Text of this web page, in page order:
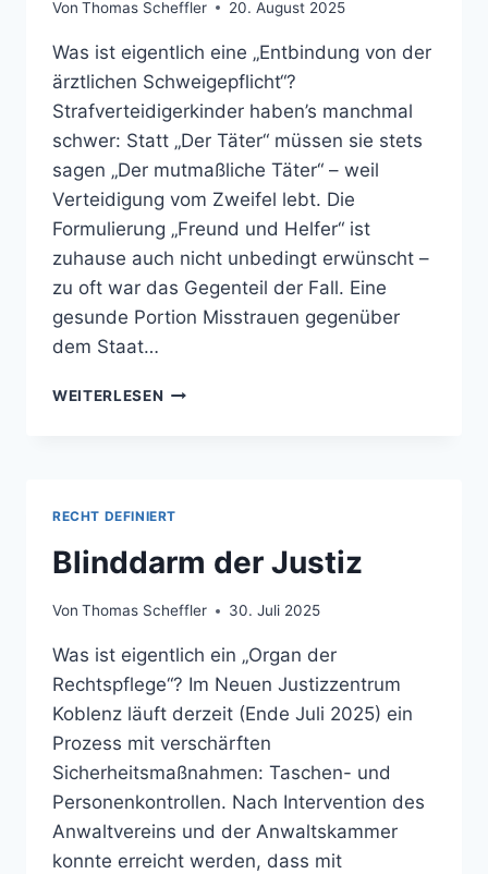
Von Thomas Scheffler 20. August 2025
Was ist eigentlich eine „Entbindung von der
ärztlichen Schweigepflicht“?
Strafverteidigerkinder haben’s manchmal
schwer: Statt „Der Täter“ müssen sie stets
sagen „Der mutmaßliche Täter“ – weil
Verteidigung vom Zweifel lebt. Die
Formulierung „Freund und Helfer“ ist
zuhause auch nicht unbedingt erwünscht –
zu oft war das Gegenteil der Fall. Eine
gesunde Portion Misstrauen gegenüber
dem Staat…
WEITERLESEN ALLES
RECHT DEFINIERT
Blinddarm der Justiz
Von Thomas Scheffler 30. Juli 2025
Was ist eigentlich ein „Organ der
Rechtspflege“? Im Neuen Justizzentrum
Koblenz läuft derzeit (Ende Juli 2025) ein
Prozess mit verschärften
Sicherheitsmaßnahmen: Taschen- und
Personenkontrollen. Nach Intervention des
Anwaltvereins und der Anwaltskammer
konnte erreicht werden, dass mit